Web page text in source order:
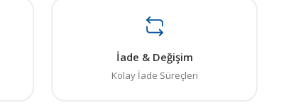
İade & Değişim
Kolay İade Süreçleri